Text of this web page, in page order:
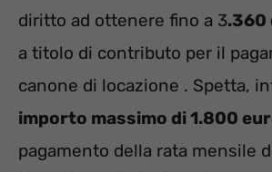
diritto ad ottenere fino a 3.360
a titolo di contributo per il
canone di locazione . Spetta,
importo massimo di 1.800
pagamento della rata mensile